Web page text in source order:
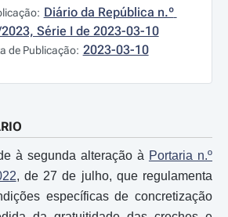
Diário da República n.º
Série I de 2023-03-10
de Publicação: 2023-03-10
à segunda alteração à Portaria n.º
, de 27 de julho, que regulamenta
específicas de concretização